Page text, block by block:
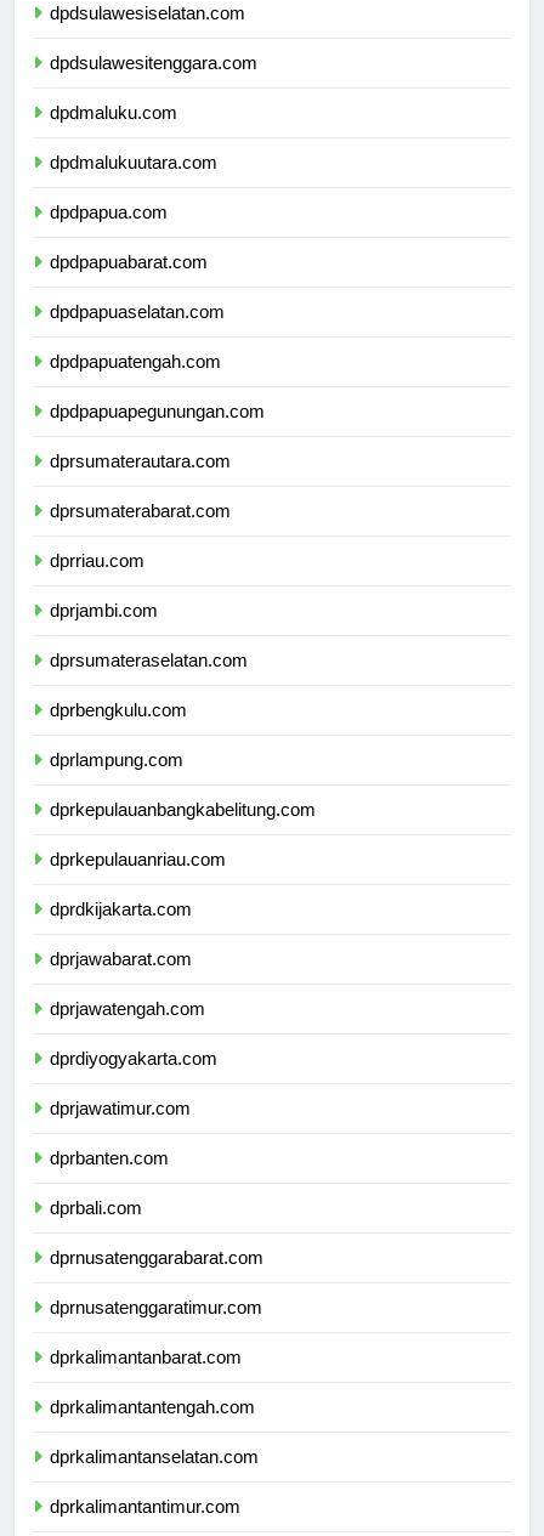
dpdsulawesiselatan.com
dpdsulawesitenggara.com
dpdmaluku.com
dpdmalukuutara.com
dpdpapua.com
dpdpapuabarat.com
dpdpapuaselatan.com
dpdpapuatengah.com
dpdpapuapegunungan.com
dprsumaterautara.com
dprsumaterabarat.com
dprriau.com
dprjambi.com
dprsumateraselatan.com
dprbengkulu.com
dprlampung.com
dprkepulauanbangkabelitung.com
dprkepulauanriau.com
dprdkijakarta.com
dprjawabarat.com
dprjawatengah.com
dprdiyogyakarta.com
dprjawatimur.com
dprbanten.com
dprbali.com
dprnusatenggarabarat.com
dprnusatenggaratimur.com
dprkalimantanbarat.com
dprkalimantantengah.com
dprkalimantanselatan.com
dprkalimantantimur.com